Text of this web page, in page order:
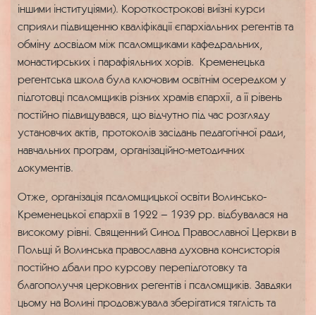
іншими інституціями). Короткострокові виїзні курси
сприяли підвищенню кваліфікації єпархіальних регентів та
обміну досвідом між псаломщиками кафедральних,
монастирських і парафіяльних хорів. Кременецька
регентська школа була ключовим освітнім осередком у
підготовці псаломщиків різних храмів єпархії, а її рівень
постійно підвищувався, що відчутно під час розгляду
установчих актів, протоколів засідань педагогічної ради,
навчальних програм, організаційно-методичних
документів.
Отже, організація псаломщицької освіти Волинсько-
Кременецької єпархії в 1922 – 1939 рр. відбувалася на
високому рівні. Священний Синод Православної Церкви в
Польщі й Волинська православна духовна консисторія
постійно дбали про курсову перепідготовку та
благополуччя церковних регентів і псаломщиків. Завдяки
цьому на Волині продовжувала зберігатися тяглість та